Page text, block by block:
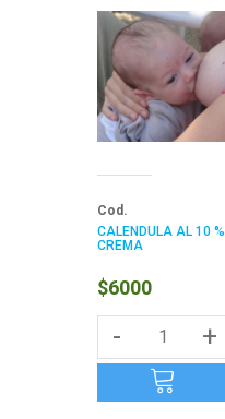
Cod.
CALENDULA AL 10 %
CREMA
$6000
- +